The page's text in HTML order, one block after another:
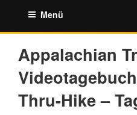
springen
Menü
Appalachian
Thru-Hike –